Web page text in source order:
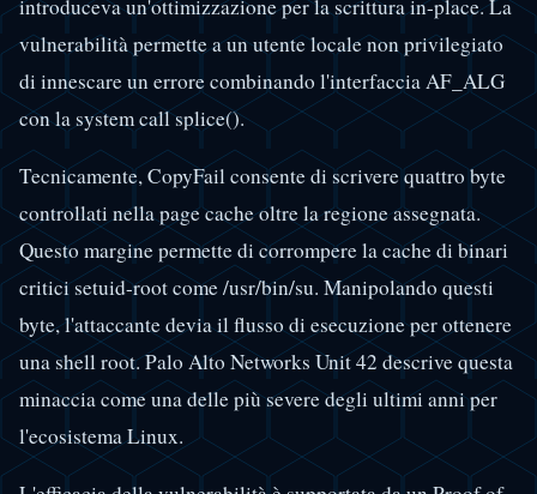
introduceva un'ottimizzazione per la scrittura in-place. La
vulnerabilità permette a un utente locale non privilegiato
di innescare un errore combinando l'interfaccia AF_ALG
con la system call splice().
Tecnicamente, CopyFail consente di scrivere quattro byte
controllati nella page cache oltre la regione assegnata.
Questo margine permette di corrompere la cache di binari
critici setuid-root come /usr/bin/su. Manipolando questi
byte, l'attaccante devia il flusso di esecuzione per ottenere
una shell root. Palo Alto Networks Unit 42 descrive questa
minaccia come una delle più severe degli ultimi anni per
l'ecosistema Linux.